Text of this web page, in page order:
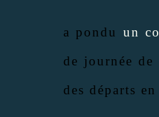
a pondu un
de journée
des départs